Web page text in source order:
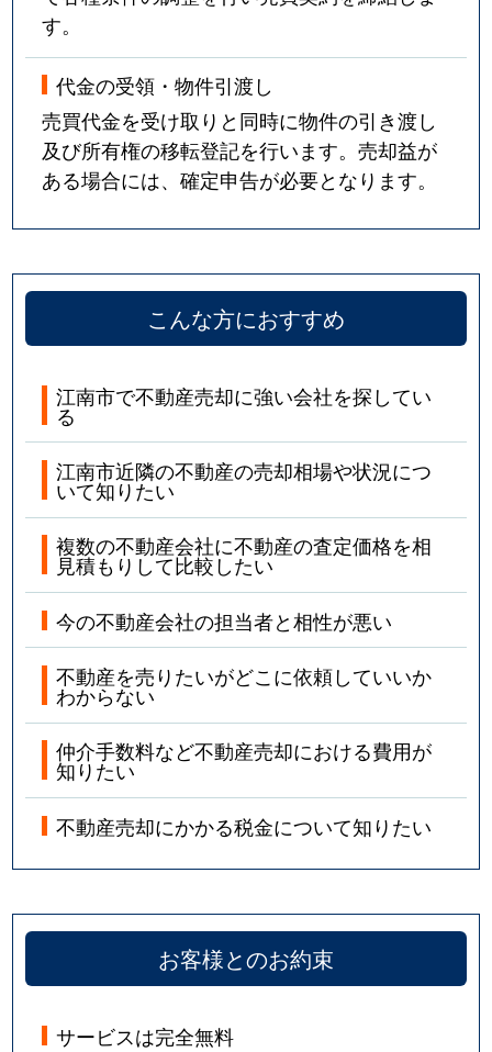
す。
代金の受領・物件引渡し
売買代金を受け取りと同時に物件の引き渡し
及び所有権の移転登記を行います。売却益が
ある場合には、確定申告が必要となります。
こんな方におすすめ
江南市で不動産売却に強い会社を探してい
る
江南市近隣の不動産の売却相場や状況につ
いて知りたい
複数の不動産会社に不動産の査定価格を相
見積もりして比較したい
今の不動産会社の担当者と相性が悪い
不動産を売りたいがどこに依頼していいか
わからない
仲介手数料など不動産売却における費用が
知りたい
不動産売却にかかる税金について知りたい
お客様とのお約束
サービスは完全無料